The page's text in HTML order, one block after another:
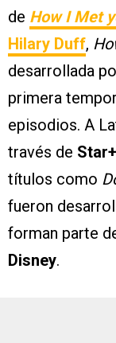
de How I Met
Hilary Duff,
desarrollada
primera
episodios. A
través de Star+
títulos como
fueron
forman parte
Disney.